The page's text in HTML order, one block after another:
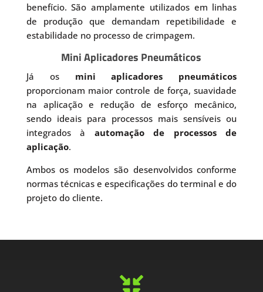
benefício. São amplamente utilizados em linhas
de produção que demandam repetibilidade e
estabilidade no processo de crimpagem.
Mini Aplicadores Pneumáticos
Já os mini aplicadores pneumáticos
proporcionam maior controle de força, suavidade
na aplicação e redução de esforço mecânico,
sendo ideais para processos mais sensíveis ou
integrados à automação de processos de
aplicação.
Ambos os modelos são desenvolvidos conforme
normas técnicas e especificações do terminal e do
projeto do cliente.
